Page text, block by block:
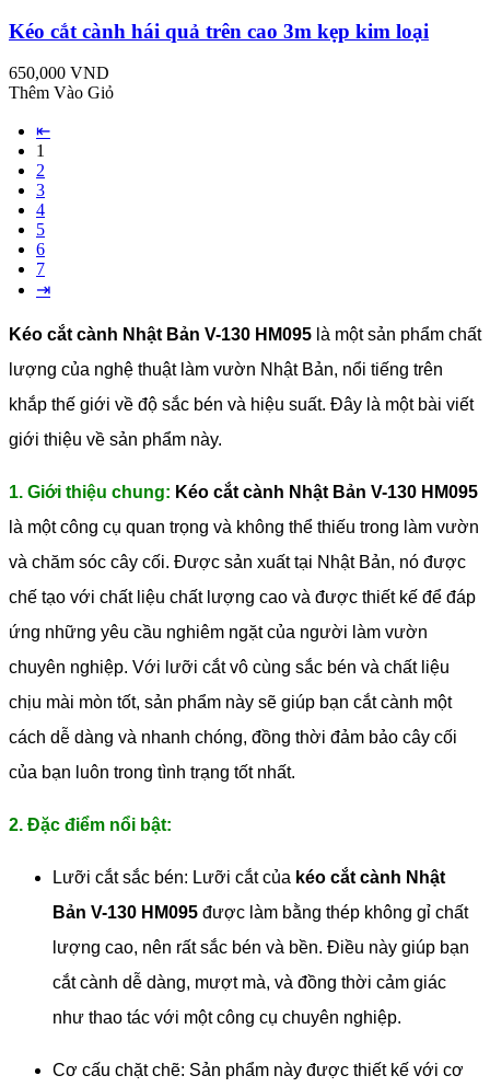
Kéo cắt cành hái quả trên cao 3m kẹp kim loại
650,000 VND
Thêm Vào Giỏ
⇤
1
2
3
4
5
6
7
⇥
Kéo cắt cành Nhật Bản V-130 HM095 là một sản phẩm chất
lượng của nghệ thuật làm vườn Nhật Bản, nổi tiếng trên
khắp thế giới về độ sắc bén và hiệu suất. Đây là một bài viết
giới thiệu về sản phẩm này.
1. Giới thiệu chung: Kéo cắt cành Nhật Bản V-130 HM095
là một công cụ quan trọng và không thể thiếu trong làm vườn
và chăm sóc cây cối. Được sản xuất tại Nhật Bản, nó được
chế tạo với chất liệu chất lượng cao và được thiết kế để đáp
ứng những yêu cầu nghiêm ngặt của người làm vườn
chuyên nghiệp. Với lưỡi cắt vô cùng sắc bén và chất liệu
chịu mài mòn tốt, sản phẩm này sẽ giúp bạn cắt cành một
cách dễ dàng và nhanh chóng, đồng thời đảm bảo cây cối
của bạn luôn trong tình trạng tốt nhất.
2. Đặc điểm nổi bật:
Lưỡi cắt sắc bén: Lưỡi cắt của kéo cắt cành Nhật
Bản V-130 HM095 được làm bằng thép không gỉ chất
lượng cao, nên rất sắc bén và bền. Điều này giúp bạn
cắt cành dễ dàng, mượt mà, và đồng thời cảm giác
như thao tác với một công cụ chuyên nghiệp.
Cơ cấu chặt chẽ: Sản phẩm này được thiết kế với cơ